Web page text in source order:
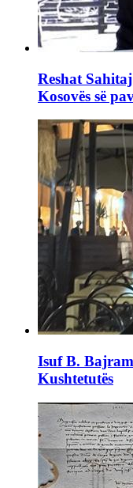
Reshat
Kosovës së
Isuf B.
Kushtetutës